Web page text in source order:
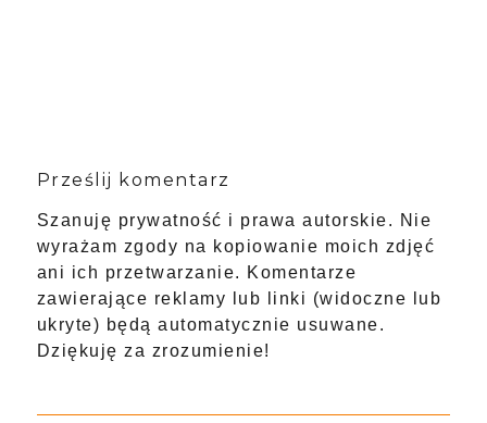
Prześlij komentarz
Szanuję prywatność i prawa autorskie. Nie
wyrażam zgody na kopiowanie moich zdjęć
ani ich przetwarzanie. Komentarze
zawierające reklamy lub linki (widoczne lub
ukryte) będą automatycznie usuwane.
Dziękuję za zrozumienie!